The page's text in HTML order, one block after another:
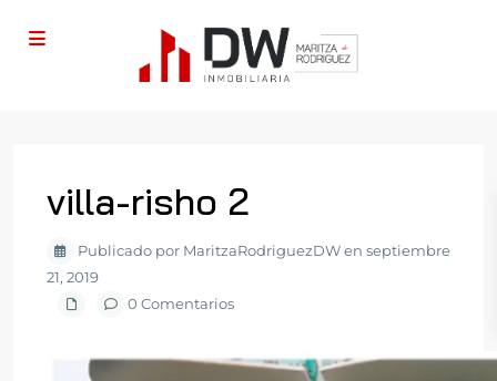
villa-risho 2
Publicado por MaritzaRodriguezDW en septiembre
21, 2019
0 Comentarios